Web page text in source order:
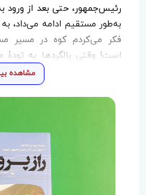
رئیس‏‌جمهور، حتی بعد از ورود
به‏‌طور مستقیم ادامه می‏‌داد،
فکر می‏‌کردم کوه در مسیر
است! وقتی بالگردها به تودۀ
مصطفوی اعلام می‏‌کند جهت
اما بالگرد خودش با زاویه‏‌ای
تغییر جهت داده بود.
مشاهده